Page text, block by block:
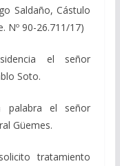
Saldaño, Cástulo
Nº 90-26.711/17)
el señor
Soto.
palabra el señor
Güemes.
tratamiento